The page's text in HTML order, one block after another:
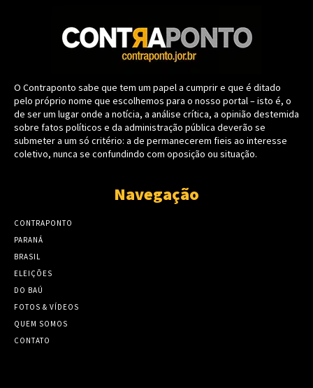
O Contraponto sabe que tem um papel a cumprir e que é ditado
pelo próprio nome que escolhemos para o nosso portal – isto é, o
de ser um lugar onde a notícia, a análise crítica, a opinião destemida
sobre fatos políticos e da administração pública deverão se
submeter a um só critério: a de permanecerem fieis ao interesse
coletivo, nunca se confundindo com oposição ou situação.
Navegação
CONTRAPONTO
PARANÁ
BRASIL
ELEIÇÕES
DO BAÚ
FOTOS & VÍDEOS
QUEM SOMOS
CONTATO